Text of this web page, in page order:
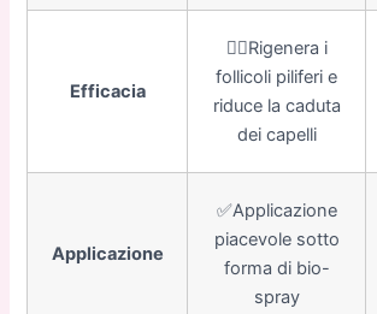
Efficacia
👍🏼Rigenera i
follicoli piliferi e
riduce la caduta
dei capelli
Applicazione
✅Applicazione
piacevole sotto
forma di bio-
spray